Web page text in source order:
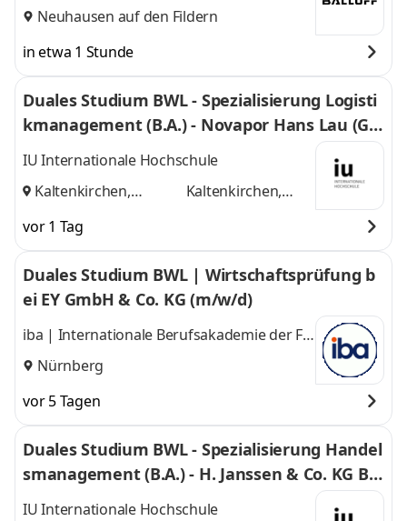
Neuhausen auf den Fildern
in etwa 1 Stunde
Duales Studium BWL - Spezialisierung Logisti
kmanagement (B.A.) - Novapor Hans Lau (G
mbH & Co) KG
IU Internationale Hochschule
Kaltenkirchen,
Kaltenkirchen,
vor 1 Tag
Duales Studium BWL | Wirtschaftsprüfung b
ei EY GmbH & Co. KG (m/w/d)
iba | Internationale Berufsakademie der F +
U Unternehmensgruppe gGmbH
Nürnberg
vor 5 Tagen
Duales Studium BWL - Spezialisierung Handel
smanagement (B.A.) - H. Janssen & Co. KG Bo
nn
IU Internationale Hochschule